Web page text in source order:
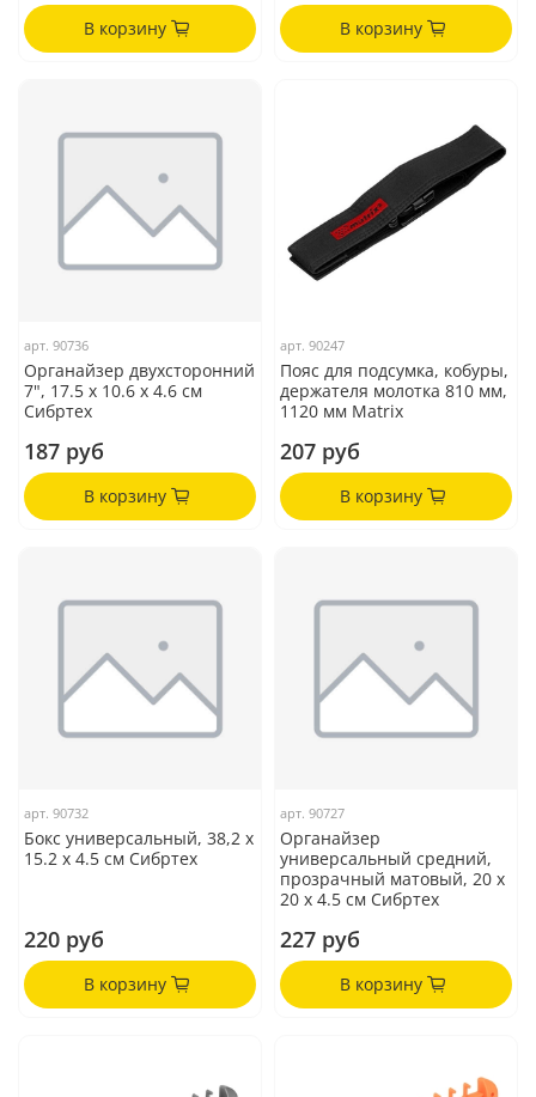
В корзину В корзину
арт.90736
Органайзер двухсторонний
7", 17.5 х 10.6 х 4.6 см
Сибртех
187 руб
В корзину
арт.90247
Пояс для подсумка, кобуры,
держателя молотка 810 мм,
1120 мм Matrix
207 руб
В корзину
арт.90732
Бокс универсальный, 38,2 х
15.2 х 4.5 cм Сибртех
220 руб
В корзину
арт.90727
Органайзер
универсальный средний,
прозрачный матовый, 20 х
20 х 4.5 см Сибртех
227 руб
В корзину